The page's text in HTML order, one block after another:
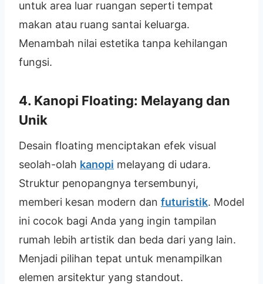
untuk area luar ruangan seperti tempat
makan atau ruang santai keluarga.
Menambah nilai estetika tanpa kehilangan
fungsi.
4. Kanopi Floating: Melayang dan
Unik
Desain floating menciptakan efek visual
seolah-olah kanopi melayang di udara.
Struktur penopangnya tersembunyi,
memberi kesan modern dan futuristik. Model
ini cocok bagi Anda yang ingin tampilan
rumah lebih artistik dan beda dari yang lain.
Menjadi pilihan tepat untuk menampilkan
elemen arsitektur yang standout.